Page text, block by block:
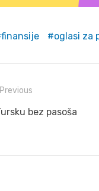
finansije oglasi za
Previous
bez pasoša